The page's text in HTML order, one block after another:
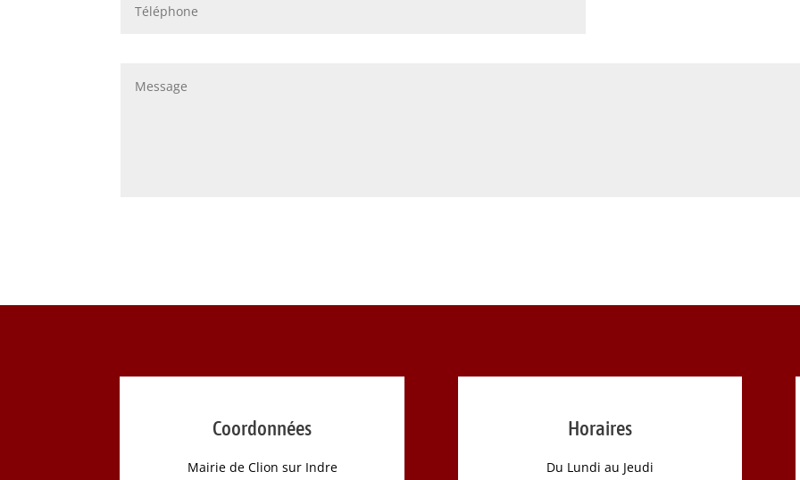
Coordonnées
Mairie de Clion sur Indre
Horaires
Du Lundi au Jeudi